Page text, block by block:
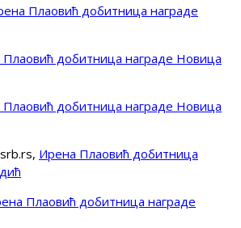
Плаовић добитница награде
добитница награде Новица
добитница награде Новица
Ирена Плаовић добитница
Плаовић добитница награде